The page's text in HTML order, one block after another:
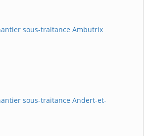
sous-traitance Ambutrix
sous-traitance Andert-et-